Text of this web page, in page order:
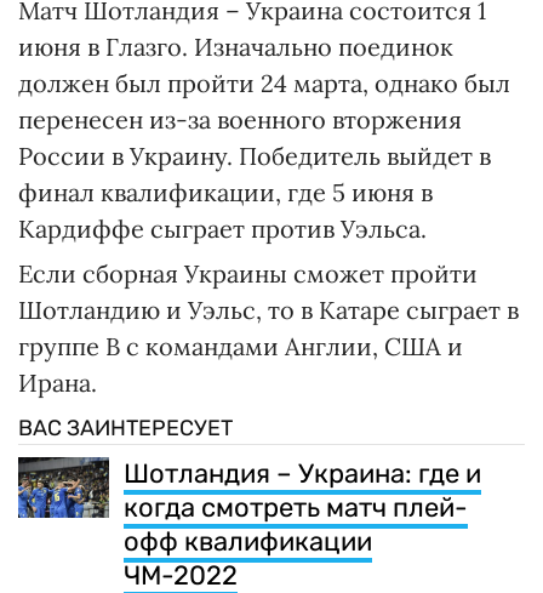
Матч Шотландия – Украина состоится 1
июня в Глазго. Изначально поединок
должен был пройти 24 марта, однако был
перенесен из-за военного вторжения
России в Украину. Победитель выйдет в
финал квалификации, где 5 июня в
Кардиффе сыграет против Уэльса.
Если сборная Украины сможет пройти
Шотландию и Уэльс, то в Катаре сыграет в
группе B с командами Англии, США и
Ирана.
ВАС ЗАИНТЕРЕСУЕТ
Шотландия – Украина: где и
когда смотреть матч плей-
офф квалификации
ЧМ-2022